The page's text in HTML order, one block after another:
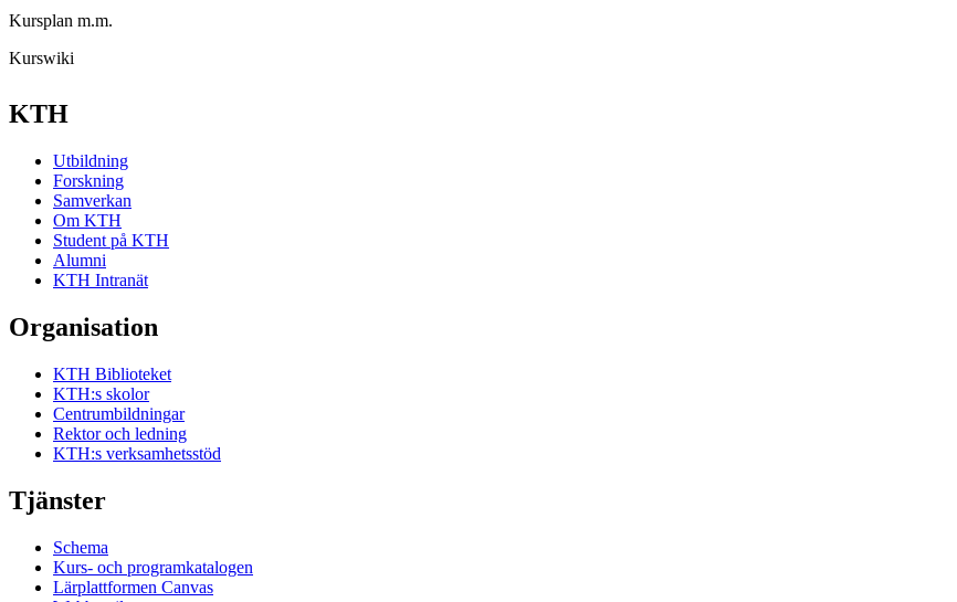
Kursplan m.m.
Kurswiki
KTH
Utbildning
Forskning
Samverkan
Om KTH
Student på KTH
Alumni
KTH Intranät
Organisation
KTH Biblioteket
KTH:s skolor
Centrumbildningar
Rektor och ledning
KTH:s verksamhetsstöd
Tjänster
Schema
Kurs- och programkatalogen
Lärplattformen Canvas